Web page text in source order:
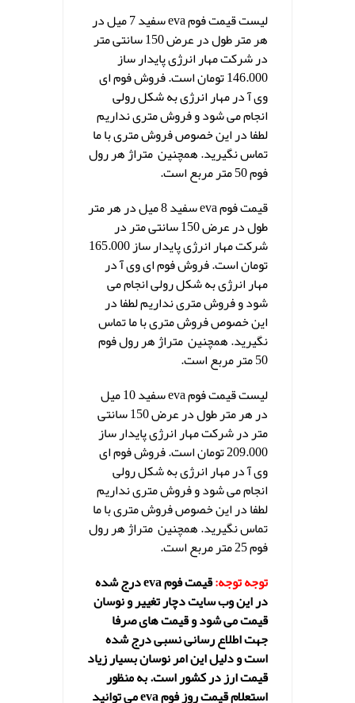
لیست قیمت فوم eva سفید 7 میل در
هر متر طول در عرض 150 سانتی متر
در شرکت مهار انرژی پایدار ساز
146.000 تومان است. فروش فوم ای
وی آ در مهار انرژی به شکل رولی
انجام می شود و فروش متری نداریم
لطفا در این خصوص فروش متری با ما
تماس نگیرید. همچنین متراژ هر رول
فوم 50 متر مربع است.
قیمت فوم eva سفید 8 میل در هر متر
طول در عرض 150 سانتی متر در
شرکت مهار انرژی پایدار ساز 165.000
تومان است. فروش فوم ای وی آ در
مهار انرژی به شکل رولی انجام می
شود و فروش متری نداریم لطفا در
این خصوص فروش متری با ما تماس
نگیرید. همچنین متراژ هر رول فوم
50 متر مربع است.
لیست قیمت فوم eva سفید 10 میل
در هر متر طول در عرض 150 سانتی
متر در شرکت مهار انرژی پایدار ساز
209.000 تومان است. فروش فوم ای
وی آ در مهار انرژی به شکل رولی
انجام می شود و فروش متری نداریم
لطفا در این خصوص فروش متری با ما
تماس نگیرید. همچنین متراژ هر رول
فوم 25 متر مربع است.
توجه توجه:
قیمت فوم eva درج شده
در این وب سایت دچار تغییر و نوسان
قیمت می شود و قیمت های صرفا
جهت اطلاع رسانی نسبی درج شده
است و دلیل این امر نوسان بسیار زیاد
قیمت ارز در کشور است. به منظور
استعلام قیمت روز فوم eva می توانید